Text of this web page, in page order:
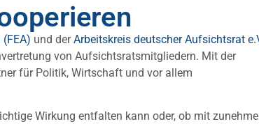
und derArbeitskreis deutscher Aufsichtsrat
von Aufsichtsratsmitgliedern. Mit der
für Politik, Wirtschaft und vor allem
Wirkung entfalten kann oder, ob mit